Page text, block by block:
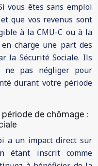
vous êtes sans emploi
que vos revenus sont
à la CMU-C ou à la
charge une part des
la Sécurité Sociale. Ils
ne pas négliger pour
durant votre période
période de chômage :
a un impact direct sur
étant inscrit comme